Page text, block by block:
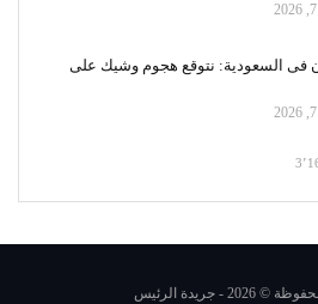
فى السعودية: نتوقع هجوم وشيك على
- جريدة الرئيس